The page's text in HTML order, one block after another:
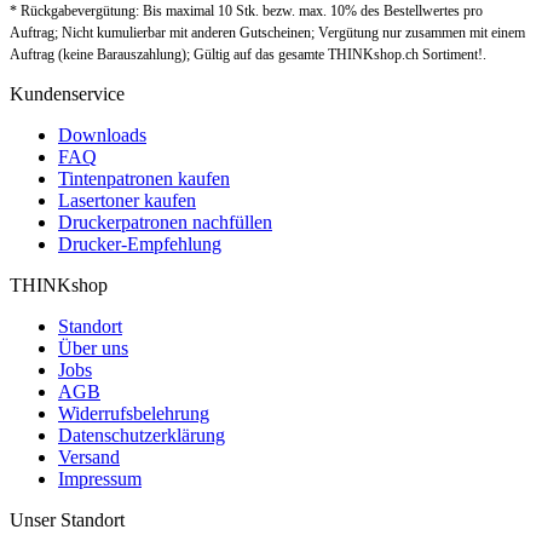
* Rückgabevergütung: Bis maximal 10 Stk. bezw. max. 10% des Bestellwertes pro
Auftrag; Nicht kumulierbar mit anderen Gutscheinen; Vergütung nur zusammen mit einem
Auftrag (keine Barauszahlung); Gültig auf das gesamte THINKshop.ch Sortiment!.
Kundenservice
Downloads
FAQ
Tintenpatronen kaufen
Lasertoner kaufen
Druckerpatronen nachfüllen
Drucker-Empfehlung
THINKshop
Standort
Über uns
Jobs
AGB
Widerrufsbelehrung
Datenschutzerklärung
Versand
Impressum
Unser Standort